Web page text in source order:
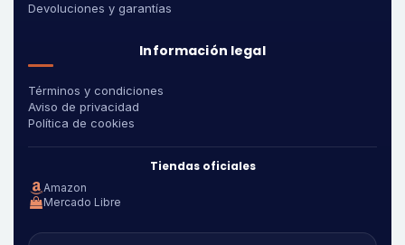
Devoluciones y garantías
Información legal
Términos y condiciones
Aviso de privacidad
Política de cookies
Tiendas oficiales
Amazon
Mercado Libre